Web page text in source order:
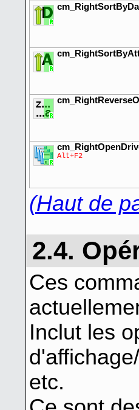
Alt+F2
(Haut de
2.4.
Ces
Inclut les
etc.